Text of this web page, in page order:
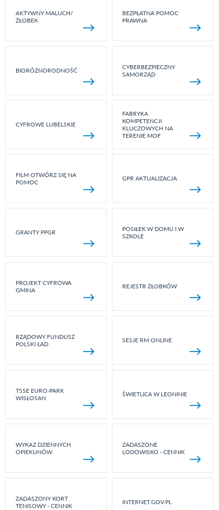
AKTYWNY MALUCH/
ŻŁOBEK
BEZPŁATNA POMOC
PRAWNA
BIORÓŻNORODNOŚĆ
CYBERBEZPIECZNY
SAMORZĄD
CYFROWE LUBELSKIE
FABRYKA
KOMPETENCJI
KLUCZOWYCH NA
TERENIE MOF
FILM OTWÓRZ SIĘ NA
POMOC
GPR AKTUALIZACJA
GRANTY PPGR
POSIŁEK W DOMU I W
SZKOLE
PROJEKT CYFROWA
GMINA
REJESTR ŻŁOBKÓW
RZĄDOWY FUNDUSZ
POLSKI ŁAD
SESJE RM ONLINE
TSSE EURO-PARK
WISŁOSAN
ŚWIETLICA W LEONINIE
WYKAZ DZIENNYCH
OPIEKUNÓW
ZADASZONE
LODOWISKO - CENNIK
ZADASZONY KORT
TENISOWY - CENNIK
INTERNET.GOV.PL